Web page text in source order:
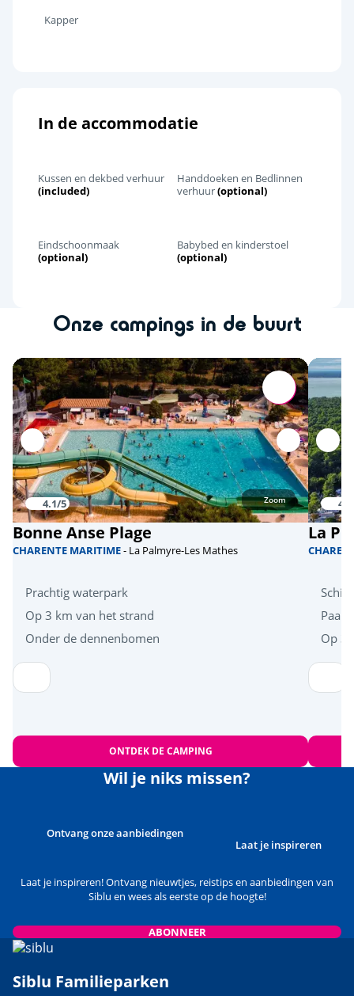
Kapper
In de accommodatie
Kussen en dekbed verhuur
(included)
Handdoeken en Bedlinnen
verhuur(optional)
Eindschoonmaak
(optional)
Babybed en kinderstoel
(optional)
Onze campings in de buurt
4.1/5 Zoom
Bonne Anse Plage
CHARENTE MARITIME- La Palmyre-Les Mathes
Prachtig waterpark
Op 3 km van het strand
Onder de dennenbomen
ONTDEK DE CAMPING
La
Op 3
Wil je niks missen?
Ontvang onze aanbiedingen
Laat je inspireren
Laat je inspireren! Ontvang nieuwtjes, reistips en aanbiedingen van
Siblu en wees als eerste op de hoogte!
ABONNEER
Siblu Familieparken